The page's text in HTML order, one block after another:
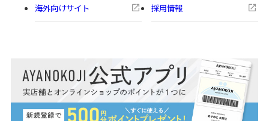
海外向けサイト 採用情報